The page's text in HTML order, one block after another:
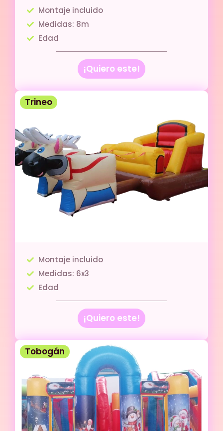
Montaje incluido
Medidas: 8m
Edad
¡Quiero este!
Trineo
Montaje incluido
Medidas: 6x3
Edad
¡Quiero este!
Tobogán